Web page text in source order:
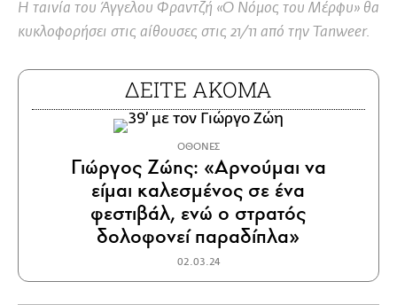
Η ταινία του Άγγελου Φραντζή «Ο Νόμος του Μέρφυ» θα
κυκλοφορήσει στις αίθουσες στις 21/11 από την Tanweer.
ΔΕΙΤΕ ΑΚΟΜΑ
ΟΘΟΝΕΣ
Γιώργος Ζώης: «Αρνούμαι να
είμαι καλεσμένος σε ένα
φεστιβάλ, ενώ ο στρατός
δολοφονεί παραδίπλα»
02.03.24